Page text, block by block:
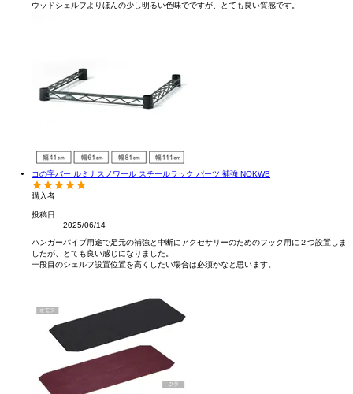
ウッドシェルフよりほんの少し明るい色味でですが、とても良い質感です。
コの字バー ルミナスノワール スチールラック パーツ 補強 NOKWB
購入者
投稿日
2025/06/14
ハンガーパイプ用途で足元の補強と中断にアクセサリーのためのフック用に２つ設置しま
したが、とても良い感じになりました。
一段目のシェルフ設置位置を高くしたい場合は必須かなと思います。